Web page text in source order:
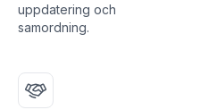
uppdatering och
samordning.